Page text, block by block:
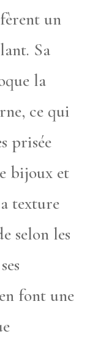
un
Sa
la
ce qui
prisée
bijoux et
texture
selon les
font une